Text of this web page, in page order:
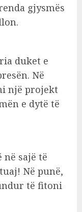
gjysmës
duket e
Në
një projekt
e dytë të
sajë të
Në punë,
të fitoni